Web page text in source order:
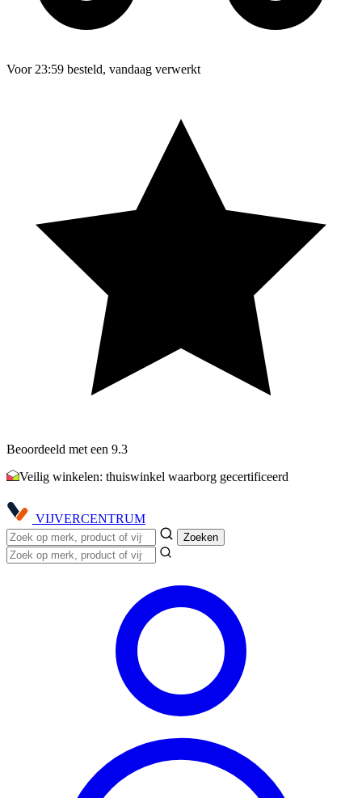
Voor 23:59 besteld, vandaag verwerkt
Beoordeeld met een 9.3
Veilig winkelen: thuiswinkel waarborg gecertificeerd
VIJVERCENTRUM
Zoeken